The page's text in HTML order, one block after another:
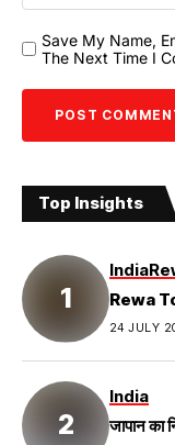
Save My Name,
The Next Time I
Top Insights
India
Rewa
24 JULY
India
जापान का